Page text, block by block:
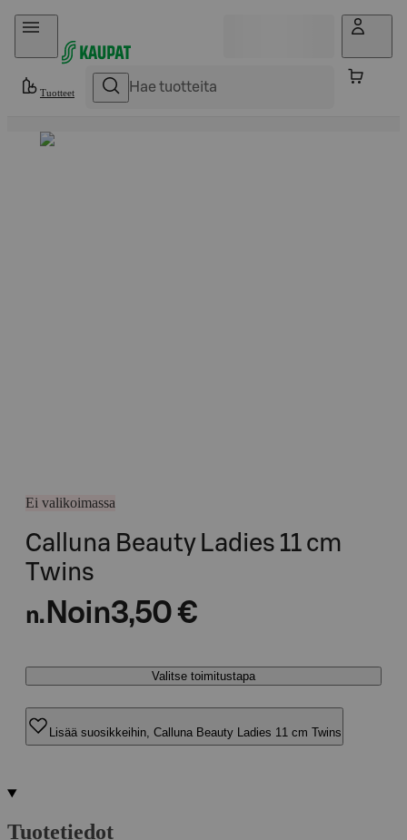
Hyppää sisältöön
Tuotteet
Ei valikoimassa
Calluna Beauty Ladies 11 cm
Twins
n. Noin3,50 €
Valitse toimitustapa
Lisää suosikkeihin, Calluna Beauty Ladies 11 cm Twins
Tuotetiedot